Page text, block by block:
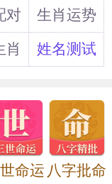
对
生肖运势
肖 姓名测试
命运 八字批命